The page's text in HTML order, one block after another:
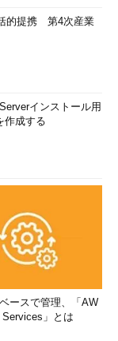
的提携 第4次産業
インストール用
作成する
ースで管理、「AW
」とは